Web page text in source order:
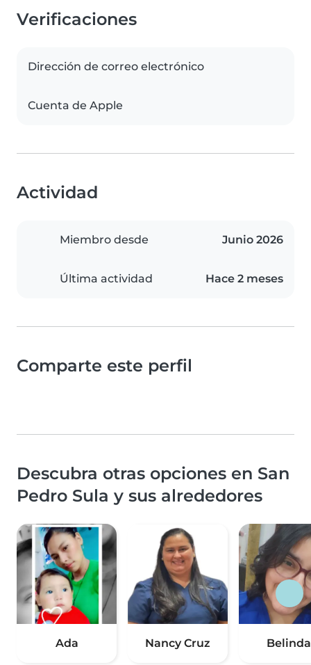
Verificaciones
Dirección de correo electrónico
Cuenta de Apple
Actividad
Miembro desde Junio 2026
Última actividad Hace 2 meses
Comparte este perfil
Descubra otras opciones en San
Pedro Sula y sus alrededores
Ada Nancy Cruz Belinda